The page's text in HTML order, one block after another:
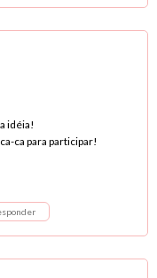
idéia!
ca para participar!